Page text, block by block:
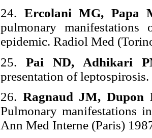
24. Ercolani MG, Papa
pulmonary
epidemic. Radiol Med
25. Pai ND, Adhikari
presentation of
26. Ragnaud JM, Dupon
Pulmonary manifestations
Ann Med Interne (Paris)